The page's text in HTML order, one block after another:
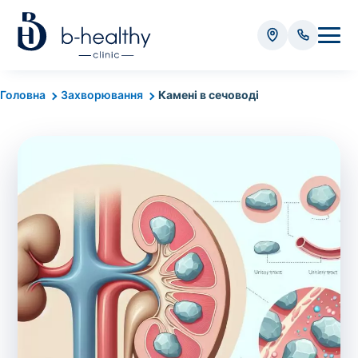
Головна Захворювання Камені в сечоводі
Аналізи
Вартість забору біоматеріалу (крім крові) - від
35 грн
Всього: 0 грн
Попередній запис на дослідження не
потрібний. Виняток становлять мазки та